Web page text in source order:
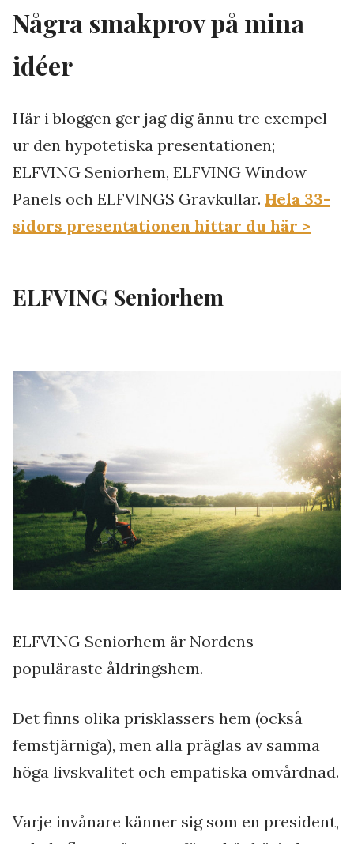
Några smakprov på mina
idéer
Här i bloggen ger jag dig ännu tre exempel
ur den hypotetiska presentationen;
ELFVING Seniorhem, ELFVING Window
Panels och ELFVINGS Gravkullar. Hela 33-
sidors presentationen hittar du här >
ELFVING Seniorhem
ELFVING Seniorhem är Nordens
populäraste åldringshem.
Det finns olika prisklassers hem (också
femstjärniga), men alla präglas av samma
höga livskvalitet och empatiska omvårdnad.
Varje invånare känner sig som en president,